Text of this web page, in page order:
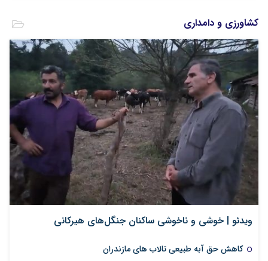
کشاورزی و دامداری
ویدئو | خوشی و ناخوشی‌ ساکنان جنگل‌های هیرکانی
کاهش حق آبه طبیعی تالاب های مازندران